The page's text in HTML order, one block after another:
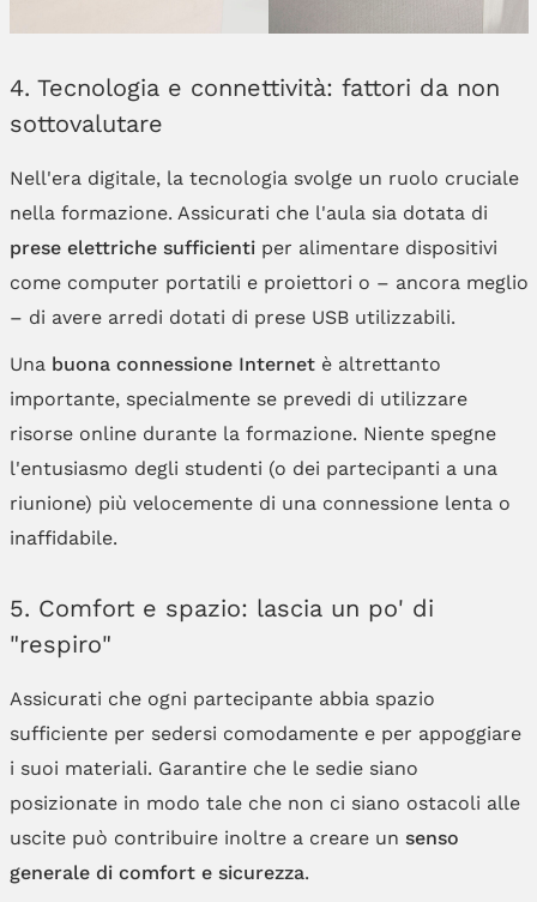
4. Tecnologia e connettività: fattori da non
sottovalutare
Nell'era digitale, la tecnologia svolge un ruolo cruciale
nella formazione. Assicurati che l'aula sia dotata di
prese elettriche sufficientiper alimentare dispositivi
come computer portatili e proiettori o – ancora meglio
– di avere arredi dotati di prese USB utilizzabili.
Una buona connessione Internetè altrettanto
importante, specialmente se prevedi di utilizzare
risorse online durante la formazione. Niente spegne
l'entusiasmo degli studenti (o dei partecipanti a una
riunione) più velocemente di una connessione lenta o
inaffidabile.
5. Comfort e spazio: lascia un po' di
"respiro"
Assicurati che ogni partecipante abbia spazio
sufficiente per sedersi comodamente e per appoggiare
i suoi materiali. Garantire che le sedie siano
posizionate in modo tale che non ci siano ostacoli alle
uscite può contribuire inoltre a creare un senso
generale di comfort e sicurezza.